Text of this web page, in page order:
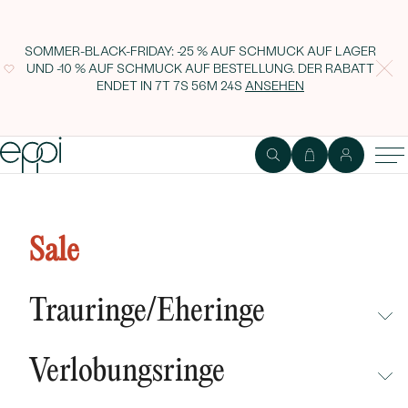
SOMMER-BLACK-FRIDAY: -25 % AUF SCHMUCK AUF LAGER
UND -10 % AUF SCHMUCK AUF BESTELLUNG. DER RABATT
ENDET IN 7T 7S 56M 23S ANSEHEN
Sale
Trauringe/Eheringe
NEUHEITEN
Verlobungsringe